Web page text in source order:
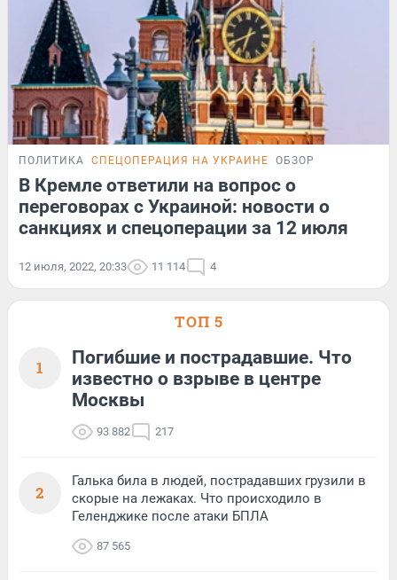
ПОЛИТИКА СПЕЦОПЕРАЦИЯ НА УКРАИНЕ ОБЗОР
В Кремле ответили на вопрос о
переговорах с Украиной: новости о
санкциях и спецоперации за 12 июля
12 июля, 2022, 20:33 11 114 4
ТОП 5
1
Погибшие и пострадавшие. Что
известно о взрыве в центре
Москвы
93 882 217
2
Галька била в людей, пострадавших грузили в
скорые на лежаках. Что происходило в
Геленджике после атаки БПЛА
87 565